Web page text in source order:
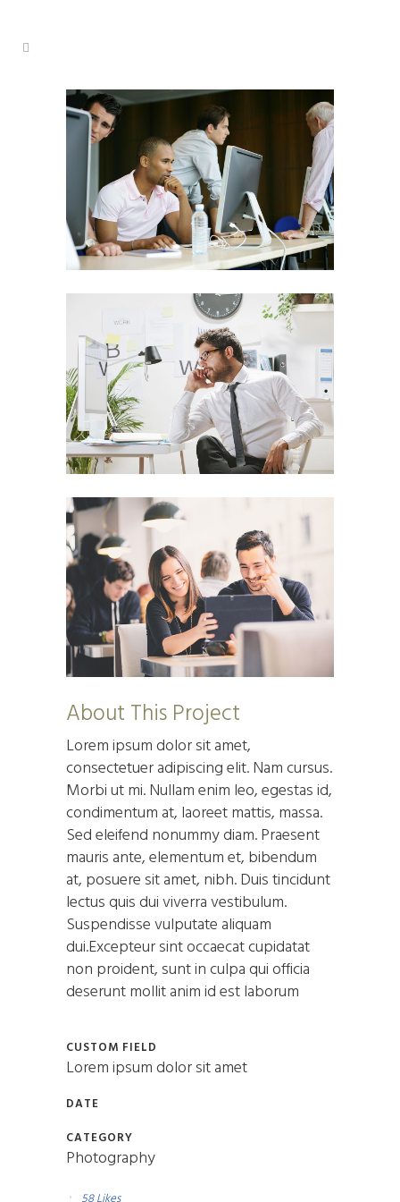
About This Project
Lorem ipsum dolor sit amet,
consectetuer adipiscing elit. Nam cursus.
Morbi ut mi. Nullam enim leo, egestas id,
condimentum at, laoreet mattis, massa.
Sed eleifend nonummy diam. Praesent
mauris ante, elementum et, bibendum
at, posuere sit amet, nibh. Duis tincidunt
lectus quis dui viverra vestibulum.
Suspendisse vulputate aliquam
dui.Excepteur sint occaecat cupidatat
non proident, sunt in culpa qui officia
deserunt mollit anim id est laborum
CUSTOM FIELD
Lorem ipsum dolor sit amet
DATE
CATEGORY
Photography